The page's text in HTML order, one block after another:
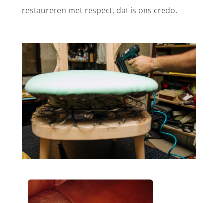
restaureren met respect, dat is ons credo.